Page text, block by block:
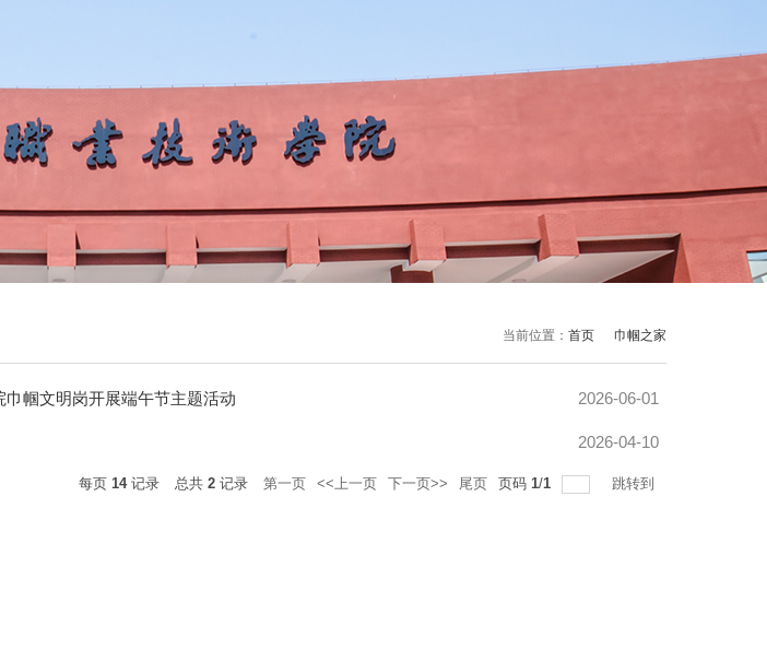
当前位置： 首页 巾帼之家
帼文明岗开展端午节主题活动 2026-06-01
2026-04-10
每页 14记录 总共 2 记录 第一页 <<上一页 下一页>> 尾页 页码 1/1 跳转到